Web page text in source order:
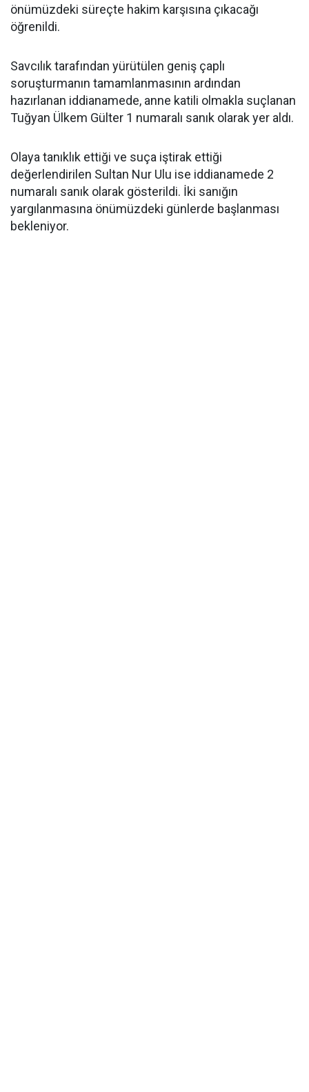
önümüzdeki süreçte hakim karşısına çıkacağı
öğrenildi.
Savcılık tarafından yürütülen geniş çaplı
soruşturmanın tamamlanmasının ardından
hazırlanan iddianamede, anne katili olmakla suçlanan
Tuğyan Ülkem Gülter 1 numaralı sanık olarak yer aldı.
Olaya tanıklık ettiği ve suça iştirak ettiği
değerlendirilen Sultan Nur Ulu ise iddianamede 2
numaralı sanık olarak gösterildi. İki sanığın
yargılanmasına önümüzdeki günlerde başlanması
bekleniyor.